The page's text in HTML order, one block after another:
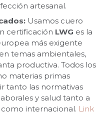
artesanal.
Usamos cuero
certificación LWG es la
más exigente
temas ambientales,
productiva. Todos los
materias primas
tanto las normativas
y salud tanto a
internacional. Link